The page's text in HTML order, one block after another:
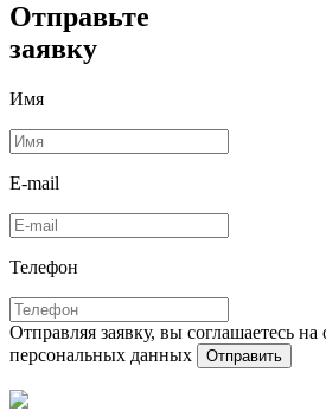
Отправьте
заявку
Имя
E-mail
Телефон
Отправляя заявку, вы соглашаетесь на
персональных данных
Отправить